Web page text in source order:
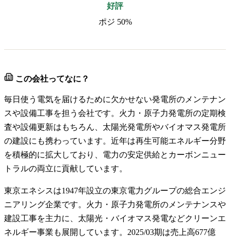
好評
ポジ 50%
この会社ってなに？
毎日使う電気を届けるために欠かせない発電所のメンテナン
スや設備工事を担う会社です。火力・原子力発電所の定期検
査や設備更新はもちろん、太陽光発電所やバイオマス発電所
の建設にも携わっています。近年は再生可能エネルギー分野
を積極的に拡大しており、電力の安定供給とカーボンニュー
トラルの両立に貢献しています。
東京エネシスは1947年設立の東京電力グループの総合エンジ
ニアリング企業です。火力・原子力発電所のメンテナンスや
建設工事を主力に、太陽光・バイオマス発電などクリーンエ
ネルギー事業も展開しています。2025/03期は売上高677億